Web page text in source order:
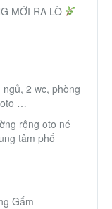
MỚI RA LÒ
2 wc, phòng
oto …
rộng oto né
tâm phố
Gấm